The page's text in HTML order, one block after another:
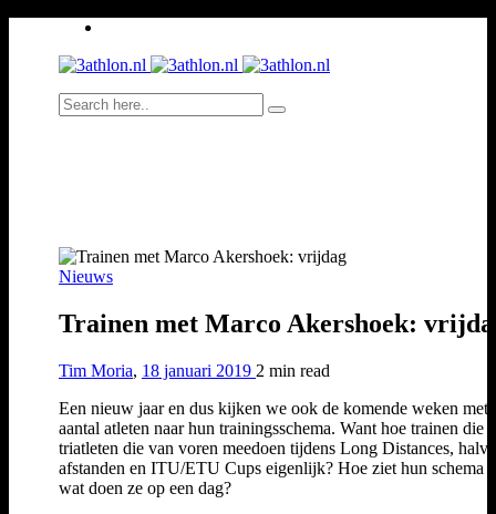
Nieuws
Trainen met Marco Akershoek:
Tim Moria, 18 januari 2019 2 min read
Een nieuw jaar en dus kijken we ook de komende weken met
aantal atleten naar hun trainingsschema. Want hoe trainen die
triatleten die van voren meedoen tijdens Long Distances, halve
afstanden en ITU/ETU Cups eigenlijk? Hoe ziet hun schema
wat doen ze op een dag?